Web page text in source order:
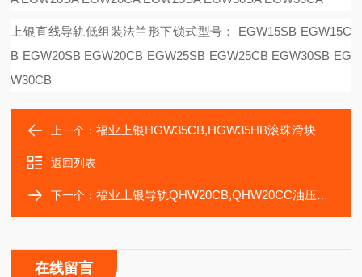
上银直线导轨低组装法兰形下锁式型号：
EGW15SB EGW15C
B EGW20SB EGW20CB EGW25SB EGW25CB EGW30SB EG
W30CB
上一个：福业上银HGW35CB,HGW35HB滚珠滑块HIWIN导轨
返回列表
下一个：福业上银导轨QHW20CB,QHW20CC油压自动钻孔机
在线留言